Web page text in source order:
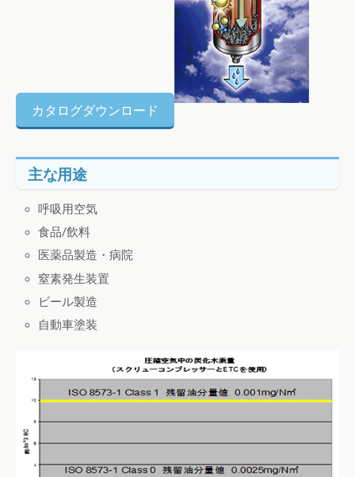
カタログダウンロード
主な用途
呼吸用空気
食品/飲料
医薬品製造・病院
窒素発生装置
ビール製造
自動車塗装